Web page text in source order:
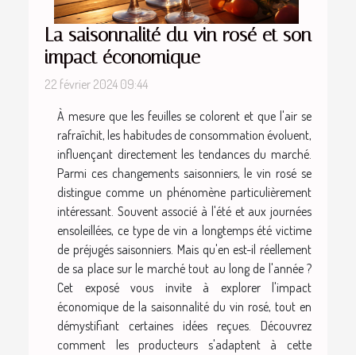
La saisonnalité du vin rosé et son
impact économique
22 février 2024 09:44
À mesure que les feuilles se colorent et que l'air se
rafraîchit, les habitudes de consommation évoluent,
influençant directement les tendances du marché.
Parmi ces changements saisonniers, le vin rosé se
distingue comme un phénomène particulièrement
intéressant. Souvent associé à l'été et aux journées
ensoleillées, ce type de vin a longtemps été victime
de préjugés saisonniers. Mais qu'en est-il réellement
de sa place sur le marché tout au long de l'année ?
Cet exposé vous invite à explorer l'impact
économique de la saisonnalité du vin rosé, tout en
démystifiant certaines idées reçues. Découvrez
comment les producteurs s'adaptent à cette